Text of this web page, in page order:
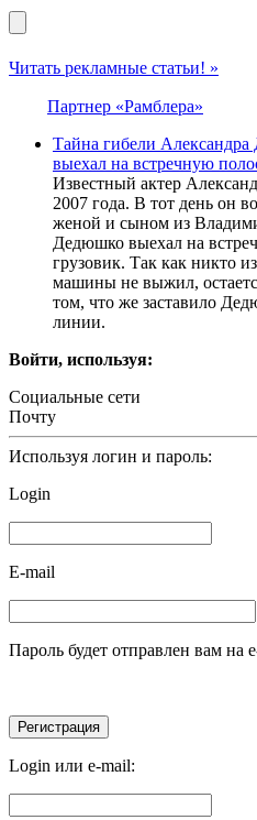
Читать рекламные статьи! »
Партнер «Рамблера»
Тайна гибели
выехал на встречную
Известный актер
2007 года. В тот день он
женой и сыном из
Дедюшко выехал на
грузовик. Так как никто
машины не выжил,
том, что же заставило
линии.
Войти, используя:
Социальные сети
Почту
Используя логин и пароль:
Login
E-mail
Пароль будет отправлен вам на
Login или e-mail: